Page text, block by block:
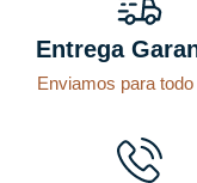
Entrega
Enviamos para